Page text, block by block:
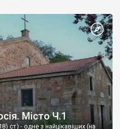
Місто Ч.1
ст) - одне з найцікавіших (на